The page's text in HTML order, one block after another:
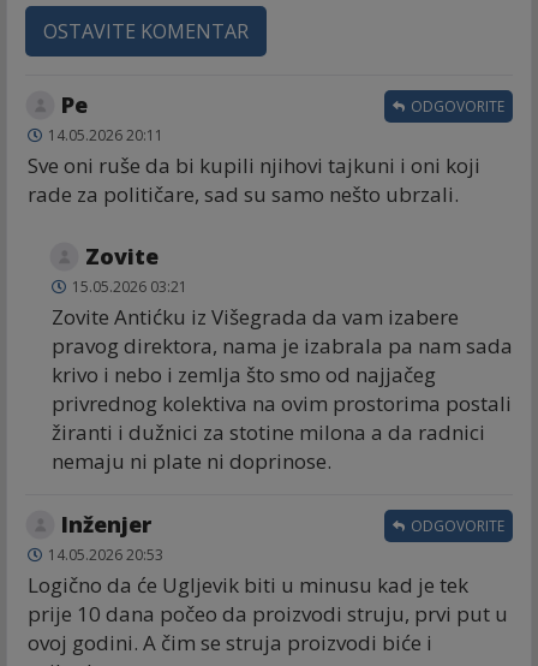
OSTAVITE KOMENTAR
Ре
14.05.2026 20:11
Sve oni ruše da bi kupili njihovi tajkuni i oni koji
rade za političare, sad su samo nešto ubrzali.
ODGOVORITE
Zovite
15.05.2026 03:21
Zovite Antićku iz Višegrada da vam izabere
pravog direktora, nama je izabrala pa nam sada
krivo i nebo i zemlja što smo od najjačeg
privrednog kolektiva na ovim prostorima postali
žiranti i dužnici za stotine milona a da radnici
nemaju ni plate ni doprinose.
Inženjer
14.05.2026 20:53
Logično da će Ugljevik biti u minusu kad je tek
prije 10 dana počeo da proizvodi struju, prvi put u
ovoj godini. A čim se struja proizvodi biće i
ODGOVORITE